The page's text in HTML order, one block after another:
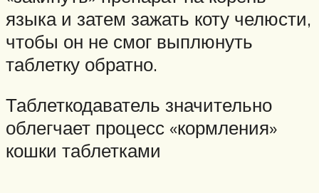
языка и затем зажать коту челюсти,
чтобы он не смог выплюнуть
таблетку обратно.
Таблеткодаватель значительно
облегчает процесс «кормления»
кошки таблетками